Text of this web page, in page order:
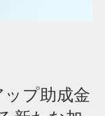
プ助成金